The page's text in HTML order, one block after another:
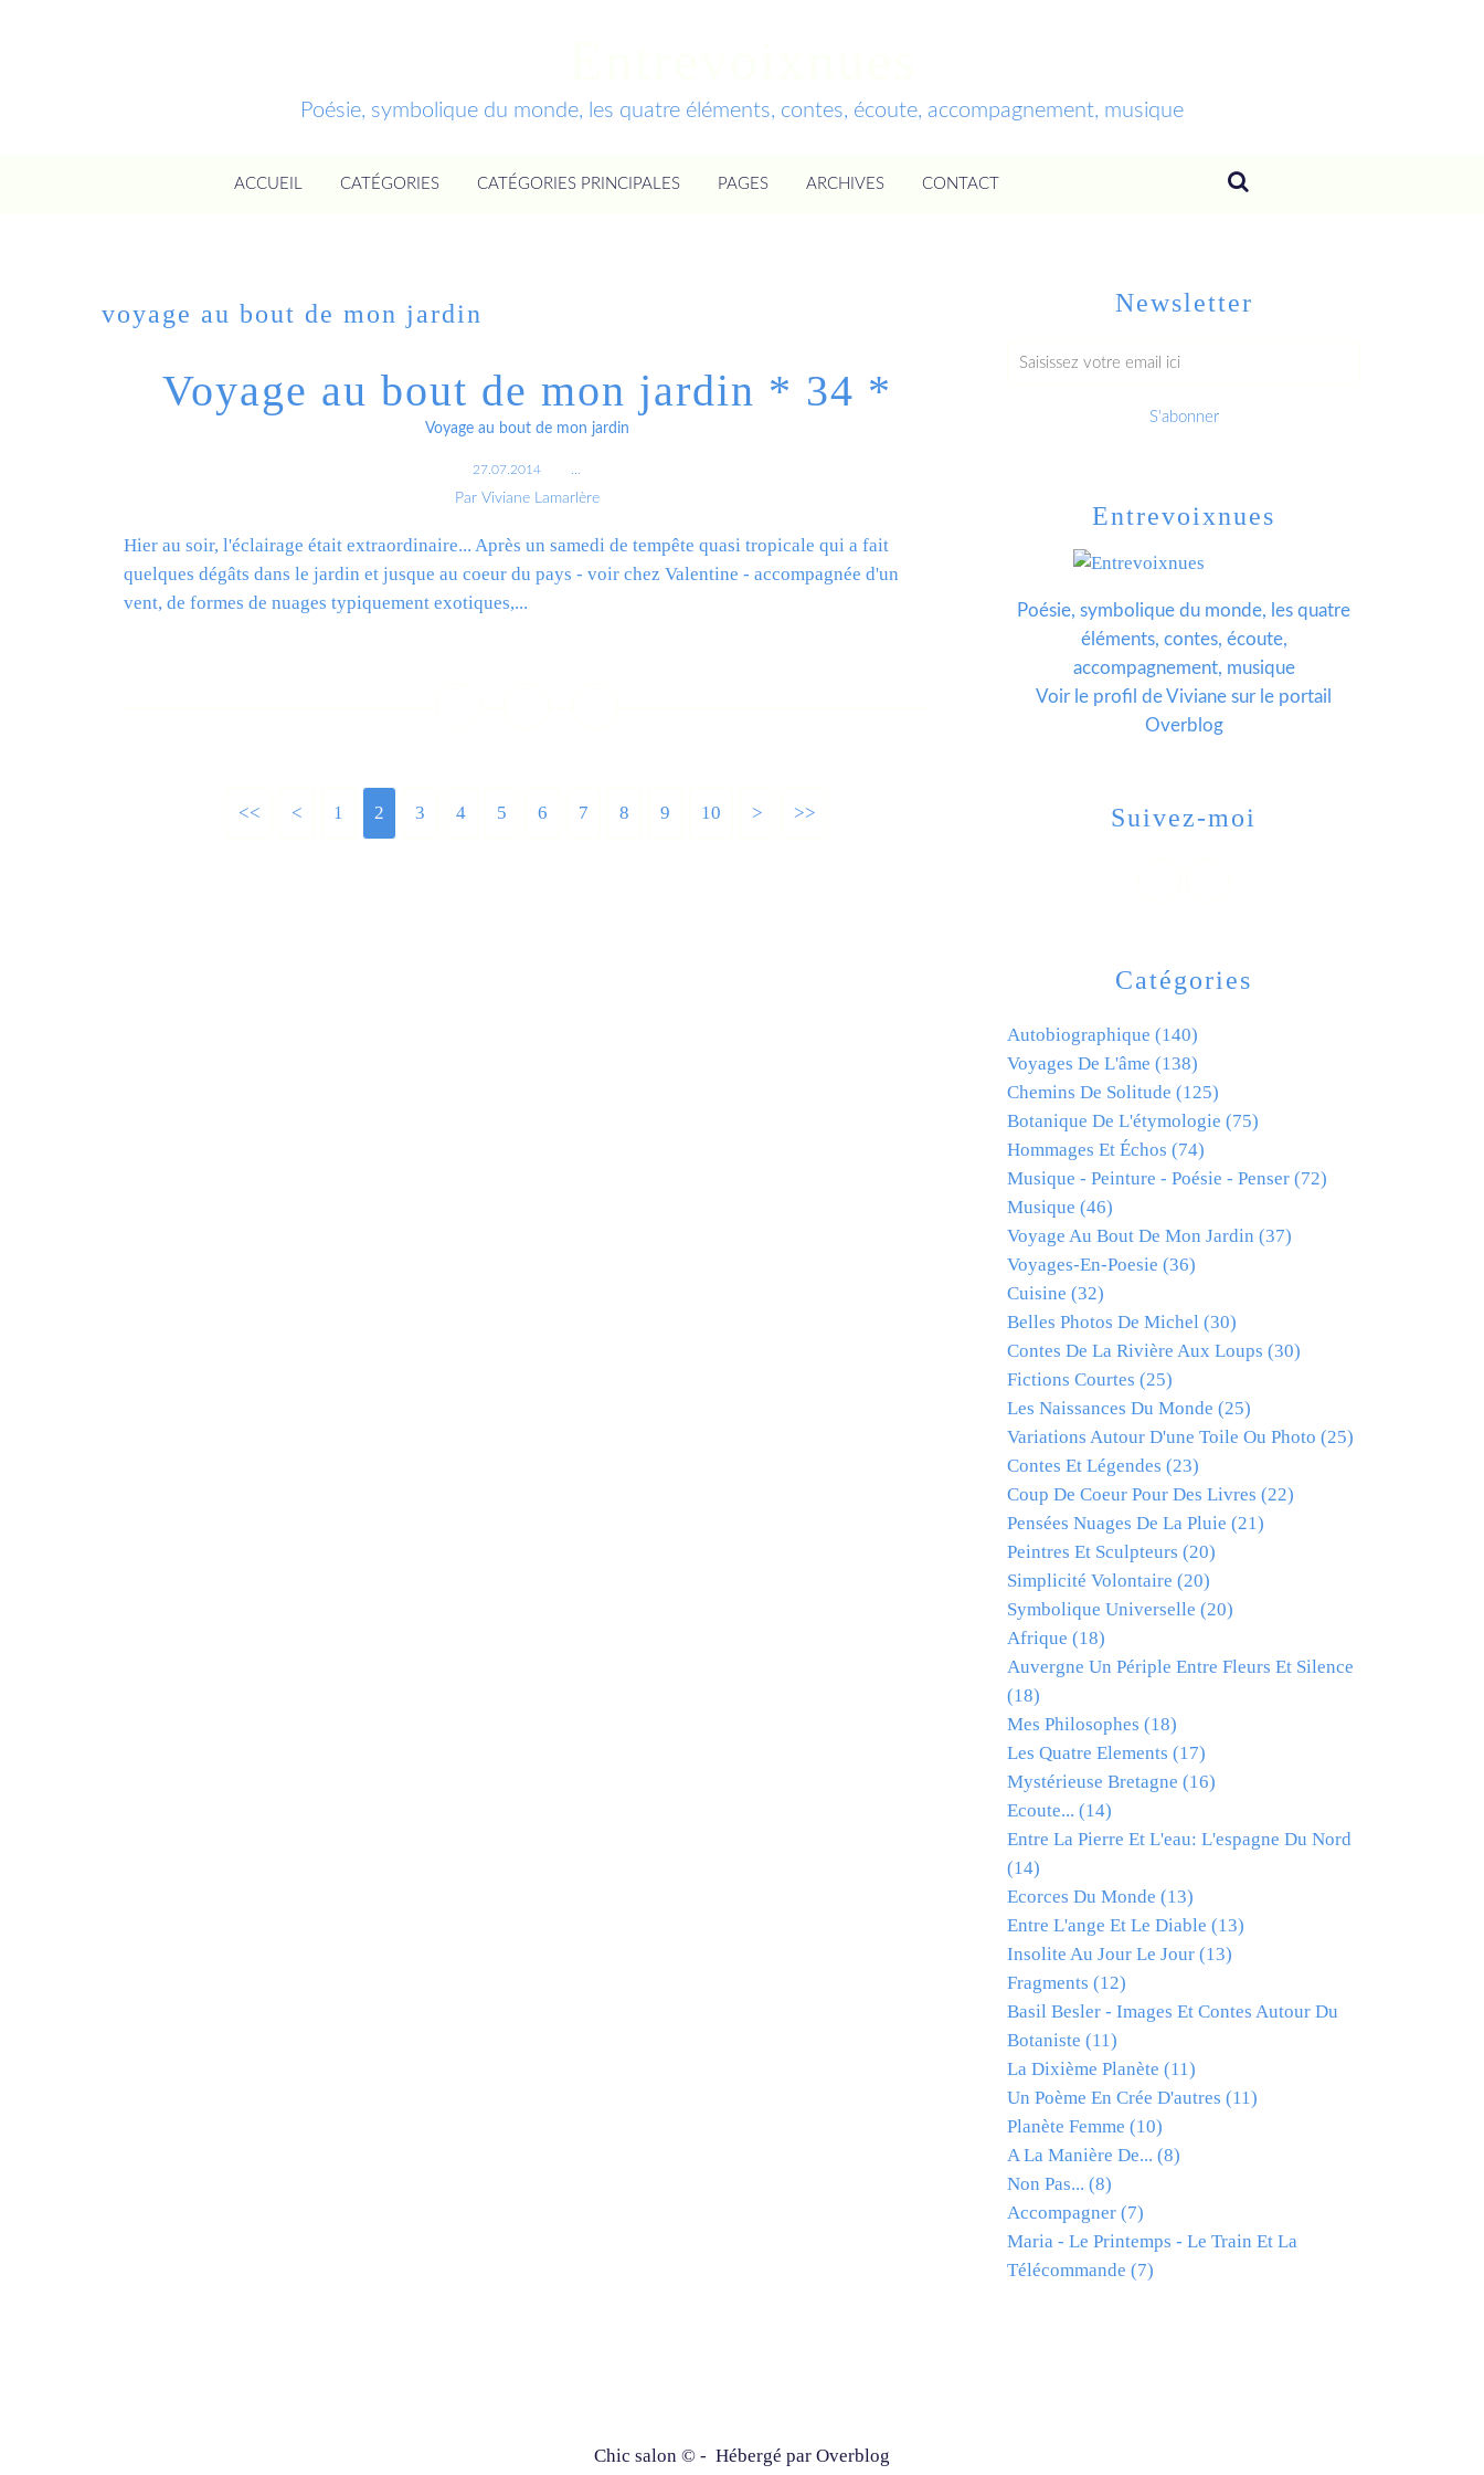
Poésie, symbolique du monde, les quatre éléments, contes, écoute, accompagnement, musique
ACCUEIL CATÉGORIES CATÉGORIES PRINCIPALES PAGES ARCHIVES CONTACT
voyage au bout de mon jardin
Voyage au bout de mon jardin * 34 *
Voyage au bout de mon jardin
27.07.2014
Par Viviane Lamarlère
Hier au soir, l'éclairage était extraordinaire... Après un samedi de tempête quasi tropicale qui a fait
quelques dégâts dans le jardin et jusque au coeur du pays - voir chez Valentine - accompagnée d'un
vent, de formes de nuages typiquement exotiques,...
<< < 1 2 3 4 5 6 7 8 9 10 20
30
> >>
Newsletter
Catégories
Autobiographique (140)
Voyages De L'âme (138)
Chemins De Solitude (125)
Botanique De L'étymologie (75)
Hommages Et Échos (74)
Musique - Peinture - Poésie - Penser (72)
Musique (46)
Voyage Au Bout De Mon Jardin (37)
Voyages-En-Poesie (36)
Cuisine (32)
Belles Photos De Michel (30)
Contes De La Rivière Aux Loups (30)
Fictions Courtes (25)
Les Naissances Du Monde (25)
Variations Autour D'une Toile Ou Photo (25)
Contes Et Légendes (23)
Coup De Coeur Pour Des Livres (22)
Pensées Nuages De La Pluie (21)
Peintres Et Sculpteurs (20)
Simplicité Volontaire (20)
Symbolique Universelle (20)
Afrique (18)
Auvergne Un Périple Entre Fleurs Et Silence
(18)
Mes Philosophes (18)
Les Quatre Elements (17)
Mystérieuse Bretagne (16)
Ecoute... (14)
Entre La Pierre Et L'eau: L'espagne Du Nord
(14)
Ecorces Du Monde (13)
Entre L'ange Et Le Diable (13)
Insolite Au Jour Le Jour (13)
Fragments (12)
Basil Besler - Images Et Contes Autour Du
Botaniste (11)
La Dixième Planète (11)
Un Poème En Crée D'autres (11)
Planète Femme (10)
A La Manière De... (8)
Non Pas... (8)
Accompagner (7)
Maria - Le Printemps - Le Train Et La
Télécommande (7)
Entrevoixnues
Poésie, symbolique du monde, les quatre
éléments, contes, écoute,
accompagnement, musique
Voir le profil deViviane sur le portail
Overblog
Suivez-moi
Chic salon © - Hébergé par Overblog